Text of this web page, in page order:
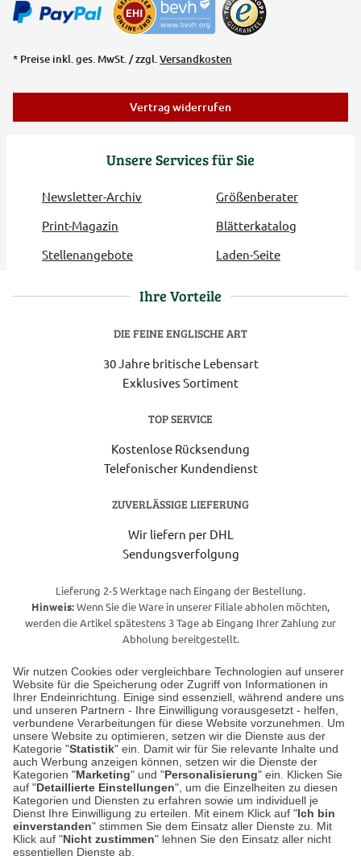
Wir nutzen Cookies oder vergleichbare Technologien auf unserer
Website für die Speicherung oder Zugriff von Informationen in
Ihrer Endeinrichtung. Einige sind essenziell, während andere uns
und unseren Partnern - Ihre Einwilligung vorausgesetzt - helfen,
verbundene Verarbeitungen für diese Website vorzunehmen. Um
unsere Website zu optimieren, setzen wir die Dienste aus der
Kategorie "Statistik" ein. Damit wir für Sie relevante Inhalte und
auch Werbung anzeigen können, setzen wir die Dienste der
Kategorien "Marketing" und "Personalisierung" ein. Klicken Sie
auf "Detaillierte Einstellungen", um die Einzelheiten zu diesen
Kategorien und Diensten zu erfahren sowie um individuell je
Dienst Ihre Einwilligung zu erteilen. Mit einem Klick auf "Ich bin
einverstanden" stimmen Sie dem Einsatz aller Dienste zu. Mit
Klick auf "Nicht zustimmen" lehnen Sie den Einsatz aller nicht
essentiellen Dienste ab.
Unsere Services für Sie
Newsletter-Archiv
Größenberater
Print-Magazin
Blätterkatalog
Stellenangebote
Laden-Seite
* Preise inkl. ges. MwSt. / zzgl.Versandkosten
Vertrag widerrufen
Ihre Vorteile
DIE FEINE ENGLISCHE ART
30 Jahre britische Lebensart
Exklusives Sortiment
TOP SERVICE
Kostenlose Rücksendung
Telefonischer Kundendienst
ZUVERLÄSSIGE LIEFERUNG
Wir liefern per DHL
Sendungsverfolgung
Lieferung 2-5 Werktage nach Eingang der Bestellung.
Hinweis:Wenn Sie die Ware in unserer Filiale abholen möchten,
werden die Artikel spätestens 3 Tage ab Eingang Ihrer Zahlung zur
Abholung bereitgestellt.
Unser Geschäft in Meckenheim
Auf dem Steinbüchel 6
53340 Meckenheim
Montag bis Samstag 9:00 Uhr bis 18:00 Uhr
weitere Information
Hier finden Sie uns im Netz